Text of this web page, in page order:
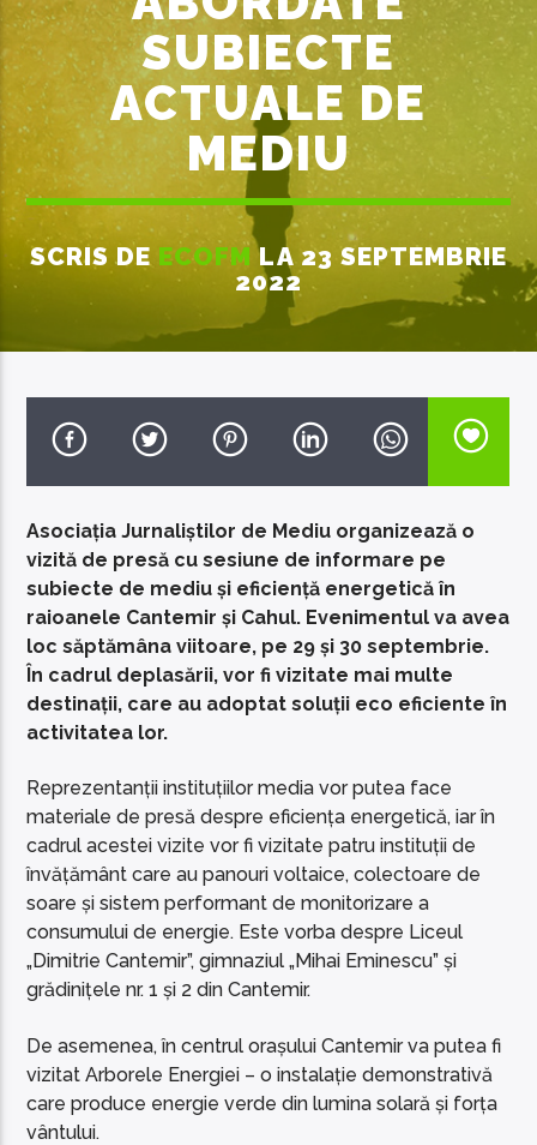
EcoFM Chisinau
SUBIECTE
ACTUALE DE
MEDIU
SCRIS DE ECOFM LA 23 SEPTEMBRIE
2022
Asociația Jurnaliștilor de Mediu organizează o
vizită de presă cu sesiune de informare pe
subiecte de mediu și eficiență energetică în
raioanele Cantemir și Cahul. Evenimentul va avea
loc săptămâna viitoare, pe 29 și 30 septembrie.
În cadrul deplasării, vor fi vizitate mai multe
destinații, care au adoptat soluții eco eficiente în
activitatea lor.
Reprezentanții instituțiilor media vor putea face
materiale de presă despre eficiența energetică, iar în
cadrul acestei vizite vor fi vizitate patru instituții de
învățământ care au panouri voltaice, colectoare de
soare și sistem performant de monitorizare a
consumului de energie. Este vorba despre Liceul
„Dimitrie Cantemir”, gimnaziul „Mihai Eminescu” și
grădinițele nr. 1 și 2 din Cantemir.
De asemenea, în centrul orașului Cantemir va putea fi
vizitat Arborele Energiei – o instalație demonstrativă
care produce energie verde din lumina solară și forța
vântului.